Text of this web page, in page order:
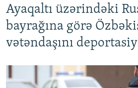
Ayaqaltı üzərindəki
bayrağına görə
vətəndaşını